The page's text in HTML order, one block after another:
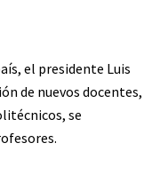
el presidente Luis
de nuevos docentes,
se